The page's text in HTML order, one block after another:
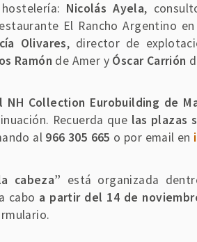
Nicolás Ayela,
El Rancho Argentino
Olivares, director de
Ramón de Amer y Óscar Carrión
Collection Eurobuilding de
Recuerda que las plazas
al 966 305 665 o por email en
cabeza” está organizada
cabo a partir del 14 de